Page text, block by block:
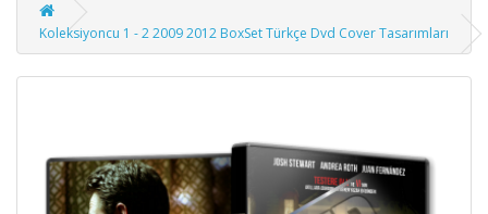
Koleksiyoncu 1 - 2 2009 2012 BoxSet Türkçe Dvd Cover Tasarımları